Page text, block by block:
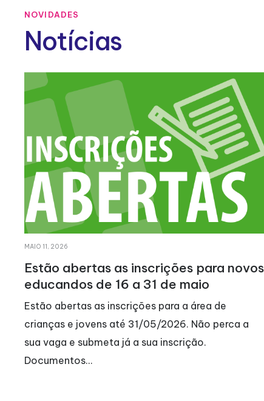
NOVIDADES
Notícias
ABRIL 21, 2026
LATI realiza VII Caminhada Solidária
No dia 23 de Março de 2024 voltámos a
todos juntos, pela solidariedade! Após uma
interrupção de 4 anos, motivada pela pandemia
covid-19,…